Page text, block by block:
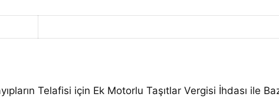
Telafisi için Ek Motorlu Taşıtlar Vergisi İhdası ile